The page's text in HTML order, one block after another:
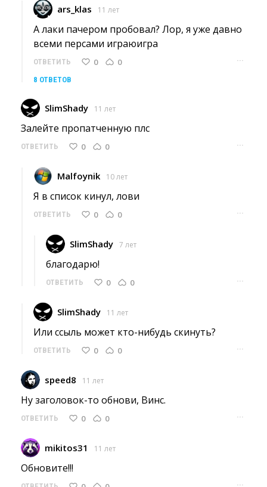
ars_klas 11 лет
А лаки пачером пробовал? Лор, я уже давно
всеми персами играюигра
ОТВЕТИТЬ 0 0 ···
8 ОТВЕТОВ
SlimShady 11 лет
Залейте пропатченную плс
ОТВЕТИТЬ 0 0 ···
Malfoynik 10 лет
Я в список кинул, лови
ОТВЕТИТЬ 0 0 ···
SlimShady 7 лет
благодарю!
ОТВЕТИТЬ 0 0 ···
SlimShady 11 лет
Или ссыль может кто-нибудь скинуть?
ОТВЕТИТЬ 0 0 ···
speed8 11 лет
Ну заголовок-то обнови, Винс.
ОТВЕТИТЬ 0 0 ···
mikitos31 11 лет
Обновите!!!
···